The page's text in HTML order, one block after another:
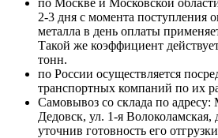
2-3 дня с момента поступления
металла в день оплаты
Такой же коэффициент
тонн.
по России осуществляется
транспортных компаний по их
Самовывоз со склада по адресу:
Дедовск, ул. 1-я
уточнив готовность его